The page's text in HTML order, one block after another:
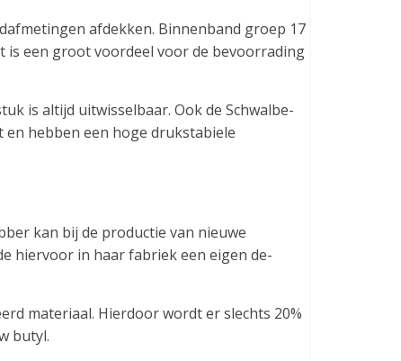
afdekken. Binnenband groep 17
is een groot voordeel voor de bevoorrading
is altijd uitwisselbaar. Ook de Schwalbe-
hebben een hoge drukstabiele
kan bij de productie van nieuwe
hiervoor in haar fabriek een eigen de-
materiaal. Hierdoor wordt er slechts 20%
butyl.